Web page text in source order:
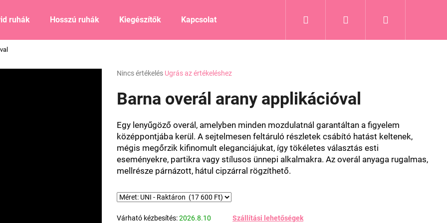
ruhák Hosszú ruhák Kiegészítők Kapcsolat Keresés Bejelentkezés
A
átlagos
értékelése
0,0
csillag.
Nincs értékelés Ugrás az értékeléshez
Barna overál arany applikációval
Egy lenyűgöző overál, amelyben minden mozdulatnál garantáltan a figyelem
középpontjába kerül. A sejtelmesen feltáruló részletek csábító hatást keltenek,
mégis megőrzik kifinomult eleganciájukat, így tökéletes választás esti
eseményekre, partikra vagy stílusos ünnepi alkalmakra. Az overál anyaga rugalmas,
mellrésze párnázott, hátul cipzárral rögzíthető.
Várható kézbesítés:2026.8.10 Szállítási lehetőségek
KERESÉS